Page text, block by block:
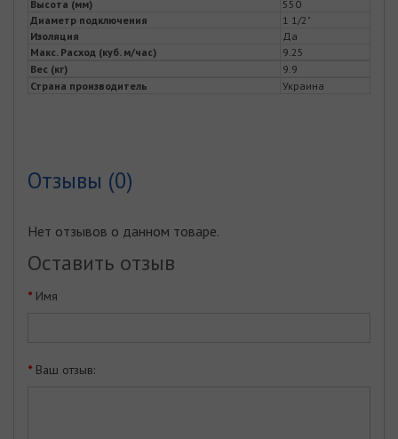
Высота (мм)
550
Диаметр подключения
1 1/2"
Изоляция
Да
Макс. Расход (куб. м/час)
9.25
Вес (кг)
9.9
Страна производитель
Украина
Отзывы (0)
Нет отзывов о данном товаре.
Оставить отзыв
Имя
Ваш отзыв: